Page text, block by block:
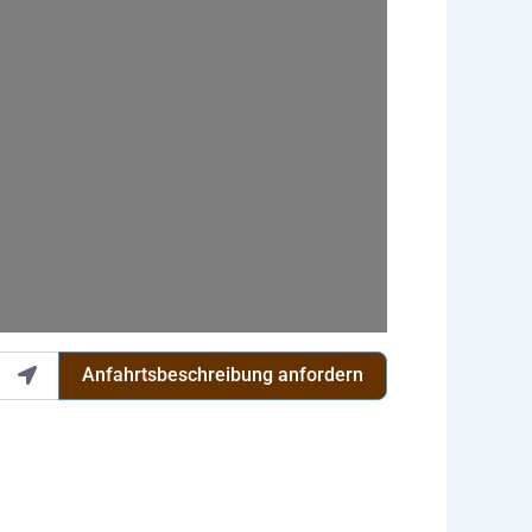
Anfahrtsbeschreibung anfordern